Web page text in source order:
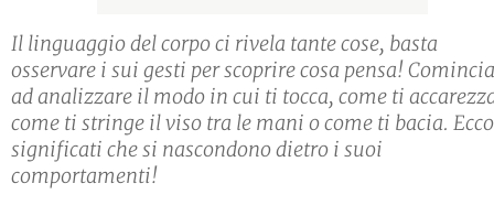
Il linguaggio del corpo ci rivela tante cose, basta
osservare i sui gesti per scoprire cosa pensa! Comincia
ad analizzare il modo in cui ti tocca, come ti
come ti stringe il viso tra le mani o come ti bacia.
significati che si nascondono dietro i suoi
comportamenti!